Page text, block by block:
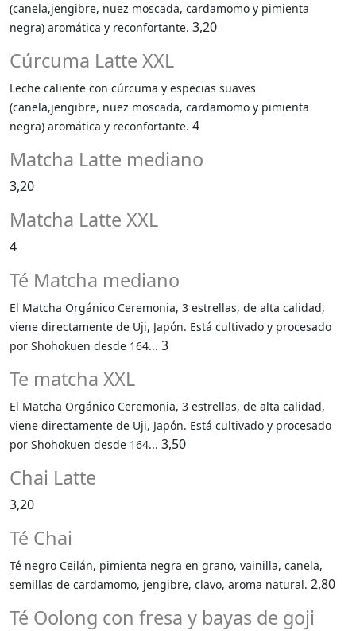
(canela,jengibre, nuez moscada, cardamomo y pimienta
negra) aromática y reconfortante. 3,20
Cúrcuma Latte XXL
Leche caliente con cúrcuma y especias suaves
(canela,jengibre, nuez moscada, cardamomo y pimienta
negra) aromática y reconfortante. 4
Matcha Latte mediano
3,20
Matcha Latte XXL
4
Té Matcha mediano
El Matcha Orgánico Ceremonia, 3 estrellas, de alta calidad,
viene directamente de Uji, Japón. Está cultivado y procesado
por Shohokuen desde 164... 3
Te matcha XXL
El Matcha Orgánico Ceremonia, 3 estrellas, de alta calidad,
viene directamente de Uji, Japón. Está cultivado y procesado
por Shohokuen desde 164... 3,50
Chai Latte
3,20
Té Chai
Té negro Ceilán, pimienta negra en grano, vainilla, canela,
semillas de cardamomo, jengibre, clavo, aroma natural. 2,80
Té Oolong con fresa y bayas de goji